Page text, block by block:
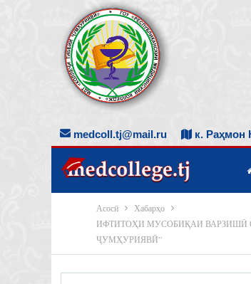
medcoll.tj@mail.ru к. Раҳмон
Асосӣ
Хабарҳо
ИФТИТОҲИ МУСОБИҚАИ ВАРЗИШӢ
ҶУМҲУРИЯВӢ”